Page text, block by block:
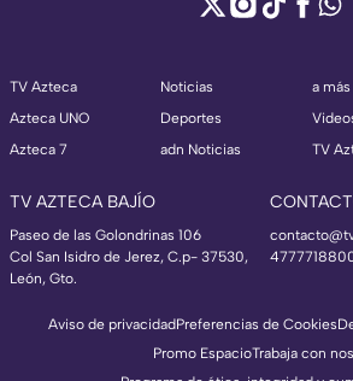
TV Azteca
Azteca UNO
Azteca 7
Noticias
Deportes
adn Noticias
a más
TV
TV AZTECA BAJÍO
Paseo de las Golondrinas 106
Col San Isidro de Jerez, C.p- 37530,
León, Gto.
Aviso de privacidadPreferencias de Cookies
Promo EspacioTrabaja con